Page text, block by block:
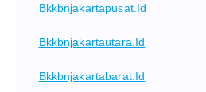
Bkkbnjakartapusat.id
Bkkbnjakartautara.id
Bkkbnjakartabarat.id